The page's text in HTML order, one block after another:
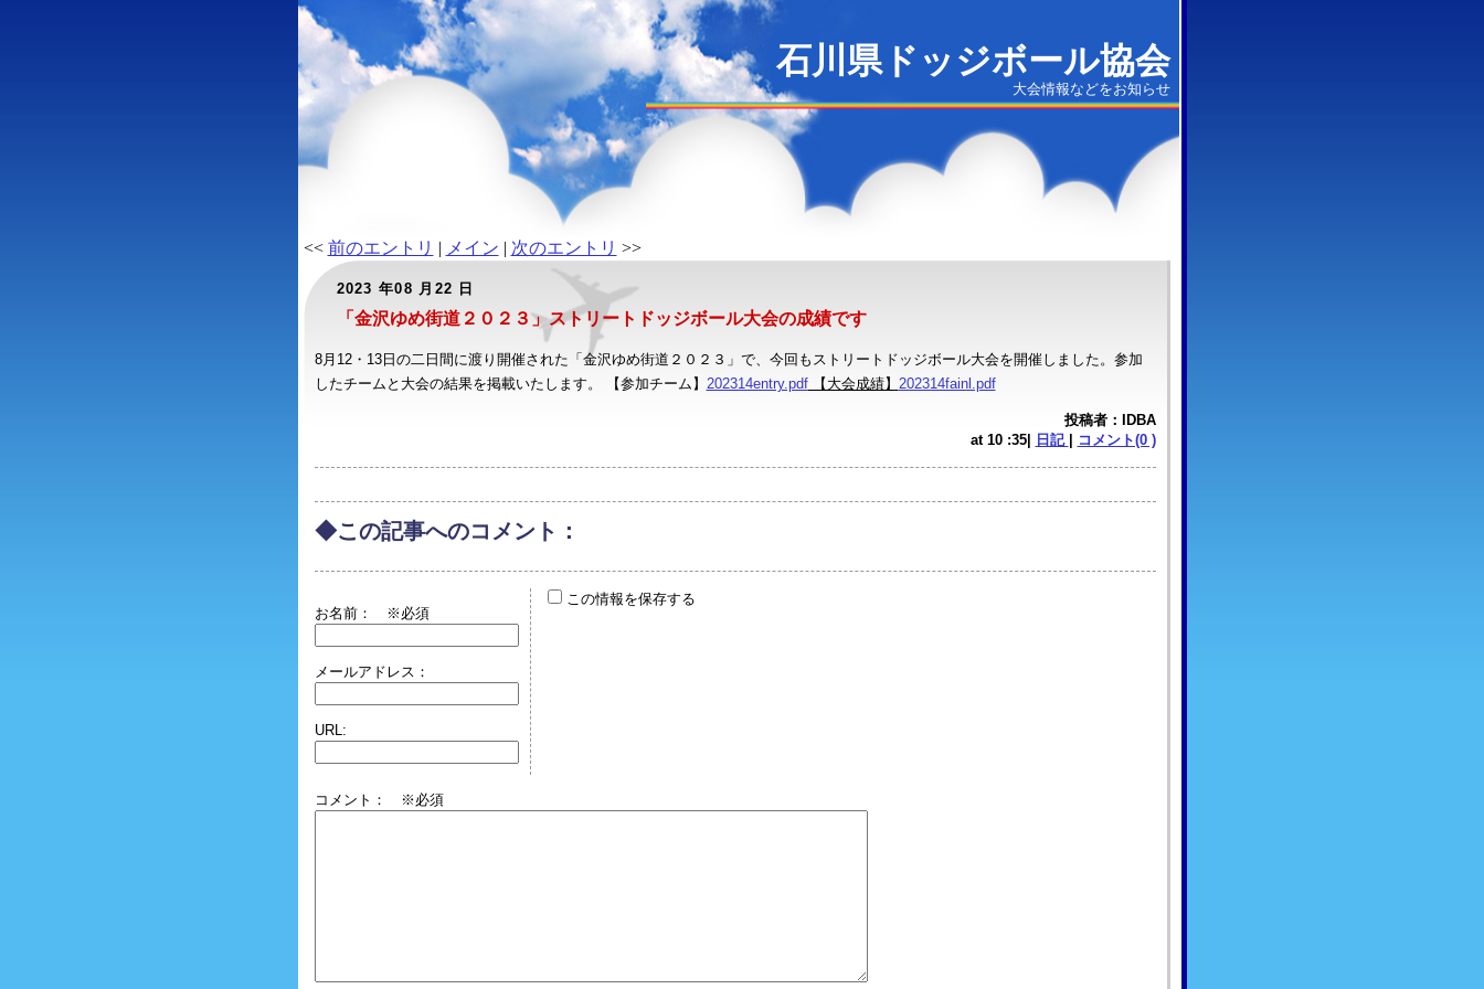
石川県ドッジボール協会
大会情報などをお知らせ
<< 前のエントリ | メイン | 次のエントリ >>
2023 年08 月22 日
「金沢ゆめ街道２０２３」ストリートドッジボール大会の成績です
8月12・13日の二日間に渡り開催された「金沢ゆめ街道２０２３」で、今回もストリートドッジボール大会を開催しました。参加
したチームと大会の結果を掲載いたします。 【参加チーム】 202314entry.pdf【大会成績】 202314fainl.pdf
投稿者：IDBA
at 10 :35|
日記 コメント(0 )
◆この記事へのコメント：
お名前： ※必須
メールアドレス：
URL:
この情報を保存する
コメント： ※必須